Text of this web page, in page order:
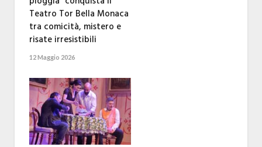
Teatro Tor Bella Monaca
tra comicità, mistero e
risate irresistibili
12 Maggio 2026